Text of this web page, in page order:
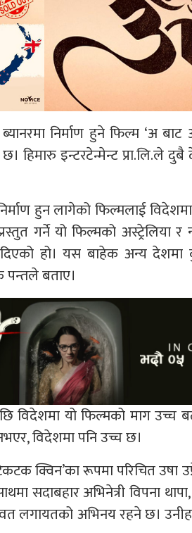
निर्माण हुने फिल्म ‘अ
छ। हिमारु इन्टरटेन्मेन्ट प्रा.लि.ले
हुन लागेको फिल्मलाई
गर्ने यो फिल्मको अस्ट्रेलिया र
हो। यस बाहेक अन्य देशमा
पन्तले बताए।
विदेशमा यो फिल्मको माग उच्च
विदेशमा पनि उच्च छ।
क्विन’का रूपमा परिचित उषा
सदाबहार अभिनेत्री विपना
लगायतको अभिनय रहने छ।